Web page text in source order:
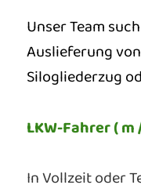
Unser Team
Auslieferung
Silogliederzug
LKW-Fahrer ( m
In Vollzeit oder